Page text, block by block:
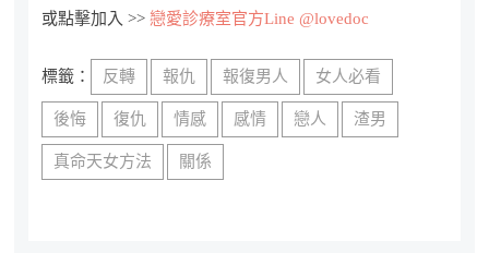
或點擊加入 >>戀愛診療室官方Line @lovedoc
標籤： 反轉 報仇 報復男人 女人必看
後悔 復仇 情感 感情 戀人 渣男
真命天女方法 關係